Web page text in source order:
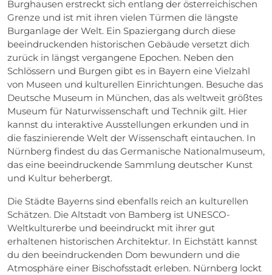
Burghausen erstreckt sich entlang der österreichischen
Grenze und ist mit ihren vielen Türmen die längste
Burganlage der Welt. Ein Spaziergang durch diese
beeindruckenden historischen Gebäude versetzt dich
zurück in längst vergangene Epochen. Neben den
Schlössern und Burgen gibt es in Bayern eine Vielzahl
von Museen und kulturellen Einrichtungen. Besuche das
Deutsche Museum in München, das als weltweit größtes
Museum für Naturwissenschaft und Technik gilt. Hier
kannst du interaktive Ausstellungen erkunden und in
die faszinierende Welt der Wissenschaft eintauchen. In
Nürnberg findest du das Germanische Nationalmuseum,
das eine beeindruckende Sammlung deutscher Kunst
und Kultur beherbergt.
Die Städte Bayerns sind ebenfalls reich an kulturellen
Schätzen. Die Altstadt von Bamberg ist UNESCO-
Weltkulturerbe und beeindruckt mit ihrer gut
erhaltenen historischen Architektur. In Eichstätt kannst
du den beeindruckenden Dom bewundern und die
Atmosphäre einer Bischofsstadt erleben. Nürnberg lockt